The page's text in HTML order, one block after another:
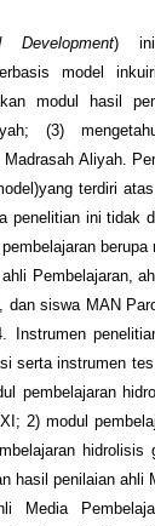
Development) ini
model
modul hasil
(3)
Aliyah.
terdiri
penelitian ini tidak
berupa
Pembelajaran,
siswa MAN
serta instrumen
pembelajaran
2) modul
hidrolisis
hasil penilaian ahli
Media